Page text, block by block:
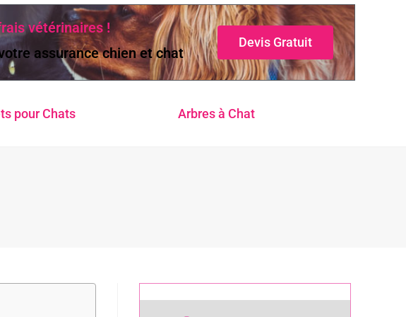
vétérinaires !
assurance chien et chat
Devis Gratuit
pour Chats Arbres à Chat